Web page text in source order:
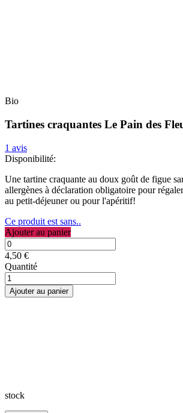
Bio
Tartines craquantes Le Pain des
1 avis
Disponibilité:
Une tartine craquante au doux goût de figue
allergènes à déclaration obligatoire pour
au petit-déjeuner ou pour l'apéritif!
Ce produit est sans..
Ajouter au panier
4,50 €
Quantité
Ajouter au panier
stock